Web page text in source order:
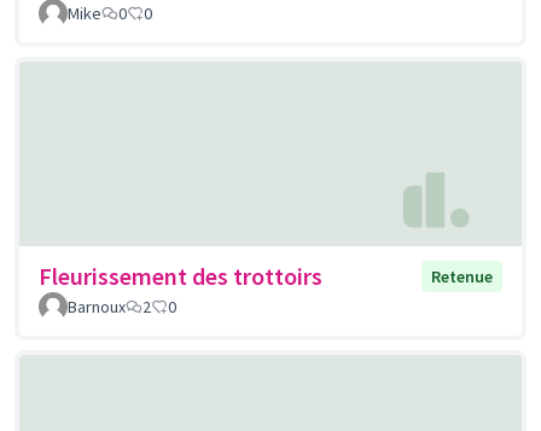
Mike
0 0
Fleurissement des trottoirs
Retenue
Barnoux
2 0